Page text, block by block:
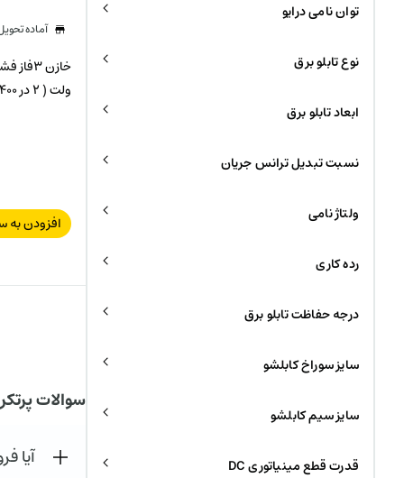
آماده
ولت ( 2 در 400)
افزودن به
سوالات
آیا
توان نامی درایو
نوع تابلو برق
ابعاد تابلو برق
نسبت تبدیل ترانس جریان
ولتاژ نامی
رده کاری
درجه حفاظت تابلو برق
سایز سوراخ کابلشو
سایز سیم کابلشو
قدرت قطع مینیاتوری DC